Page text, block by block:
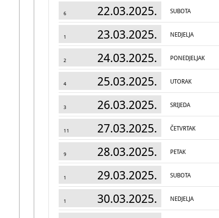
6 22.03.2025. SUBOTA
1 23.03.2025. NEDJELJA
2 24.03.2025. PONEDJELJAK
4 25.03.2025. UTORAK
3 26.03.2025. SRIJEDA
11 27.03.2025. ČETVRTAK
9 28.03.2025. PETAK
1 29.03.2025. SUBOTA
1 30.03.2025. NEDJELJA